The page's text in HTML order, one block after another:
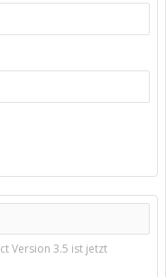
Version 3.5 ist jetzt